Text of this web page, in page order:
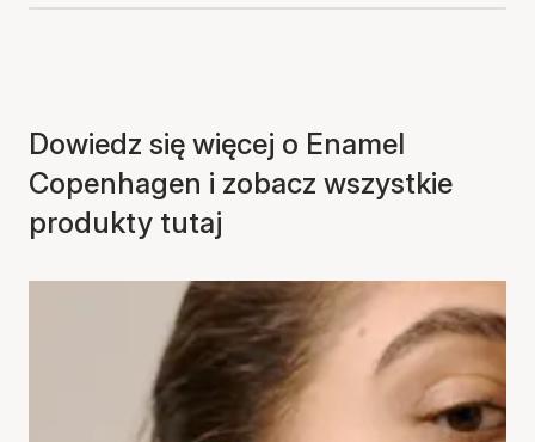
Dowiedz się więcej o Enamel
Copenhagen i zobacz wszystkie
produkty tutaj